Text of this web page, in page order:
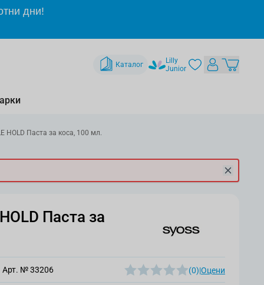
дни!
Каталог
Lilly
Junior
HOLD Паста за коса, 100 мл.
Паста за
Арт. №33206 (0)|Оцени